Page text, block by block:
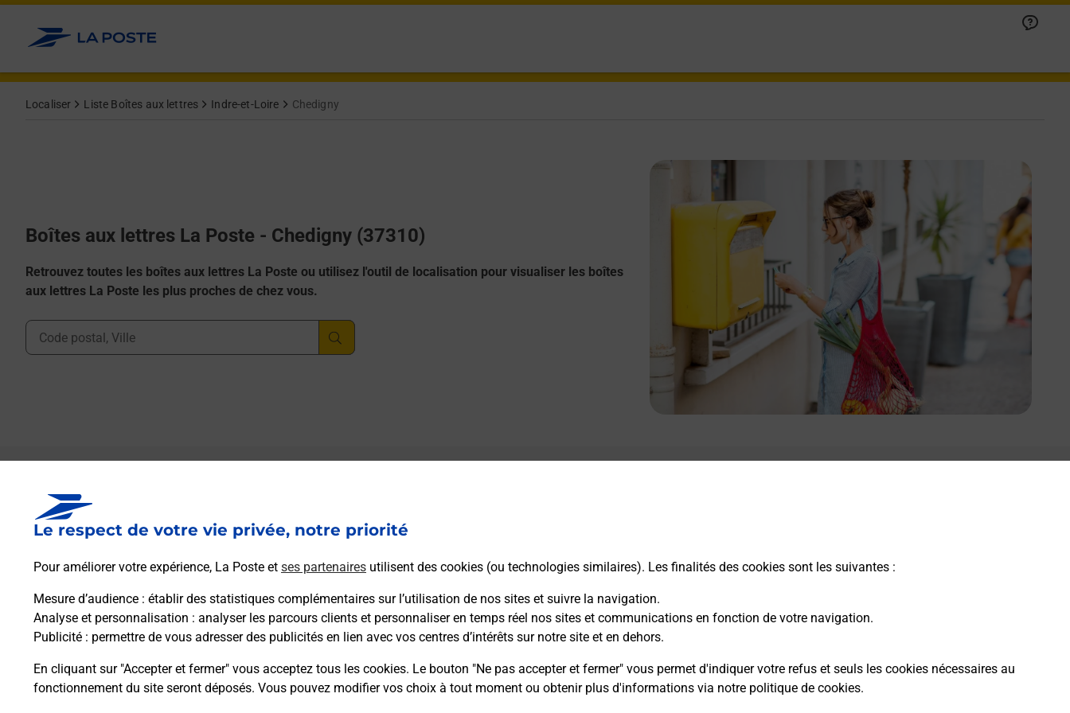
Le respect de votre vie privée, notre priorité
Pour améliorer votre expérience, La Poste et ses partenaires utilisent des cookies (ou technologies similaires). Les finalités des cookies sont les suivantes :
Mesure d’audience : établir des statistiques complémentaires sur l’utilisation de nos sites et suivre la navigation.
Analyse et personnalisation : analyser les parcours clients et personnaliser en temps réel nos sites et communications en fonction de votre navigation.
Publicité : permettre de vous adresser des publicités en lien avec vos centres d’intérêts sur notre site et en dehors.
En cliquant sur "Accepter et fermer" vous acceptez tous les cookies. Le bouton "Ne pas accepter et fermer" vous permet d'indiquer votre refus et seuls les cookies nécessaires au
fonctionnement du site seront déposés. Vous pouvez modifier vos choix à tout moment ou obtenir plus d'informations via notre politique de cookies.
Allez au contenu
Localiser Liste Boîtes aux lettres Indre-et-Loire Chedigny
Boîtes aux lettres La Poste - Chedigny (37310)
Retrouvez toutes les boîtes aux lettres La Poste ou utilisez l'outil de localisation pour visualiser les boîtes
aux lettres La Poste les plus proches de chez vous.
Ville, Département, Code Postal
Boîte aux Lettres La Poste
Prochaine collecte du courrier vendredià
37310 Chedigny
Itinéraire
4 Place De La Mairie
37310 Chedigny